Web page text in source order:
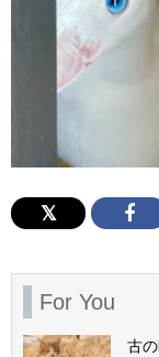
For You
古